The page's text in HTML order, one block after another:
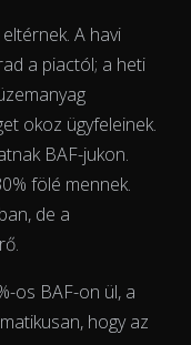
A havi
a piactól; a heti
okoz ügyfeleinek.
BAF-jukon.
fölé mennek.
de a
os BAF-on ül, a
hogy az